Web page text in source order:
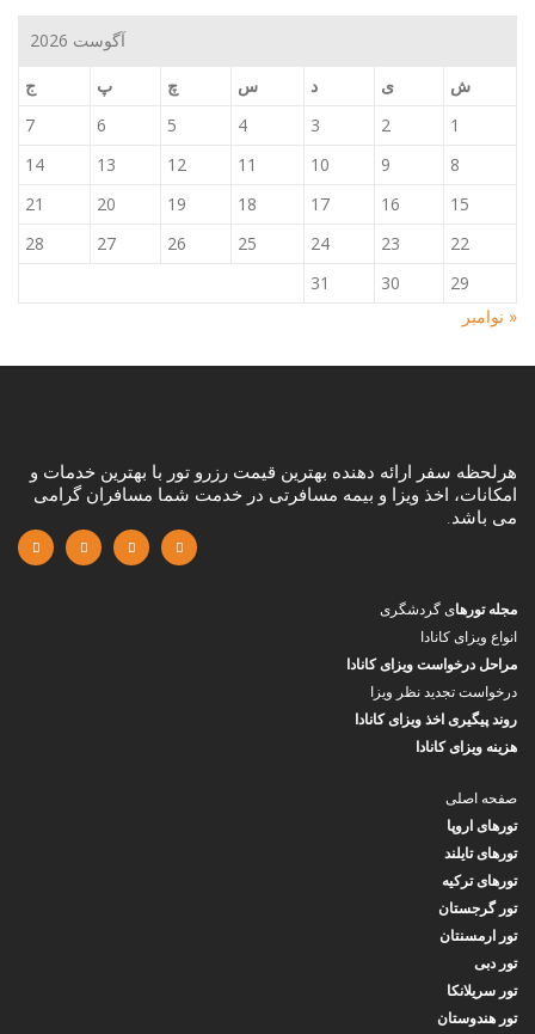
آگوست 2026
ش
ی د س چ پ
ج
1
2
3
4
5
6
7
8
9
10
11
12
13
14
15
16
17
18
19
20
21
22
23
24
25
26
27
28
29
30
31
« نوامبر
هرلحظه سفر ارائه دهنده بهترین قیمت رزرو تور با بهترین خدمات و
امکانات، اخذ ویزا و بیمه مسافرتی در خدمت شما مسافران گرامی
می باشد.
مجله تورهای گردشگری
انواع ویزای کانادا
مراحل درخواست ویزای کانادا
درخواست تجدید نظر ویزا
روند پیگیری اخذ ویزای کانادا
هزینه ویزای کانادا
صفحه اصلی
تورهای اروپا
تورهای تایلند
تورهای ترکیه
تور گرجستان
تور ارمسنتان
تور دبی
تور سریلانکا
تور هندوستان